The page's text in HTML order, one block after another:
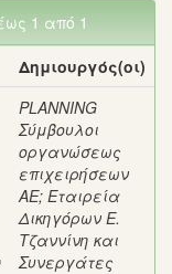
1 από 1
Δημιουργός(οι)
PLANNING
Σύμβουλοι
οργανώσεως
επιχειρήσεων
ΑΕ; Εταιρεία
Δικηγόρων Ε.
Τζαννίνη και
Συνεργάτες